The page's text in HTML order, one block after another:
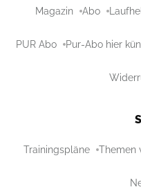
Magazin Abo
PUR Abo Pur-Abo hier
Trainingspläne Themen